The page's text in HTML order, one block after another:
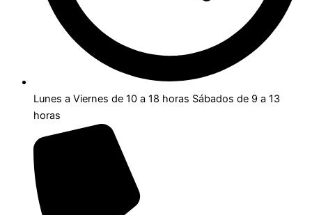
Lunes a Viernes de 10 a 18 horas Sábados de 9 a 13
horas